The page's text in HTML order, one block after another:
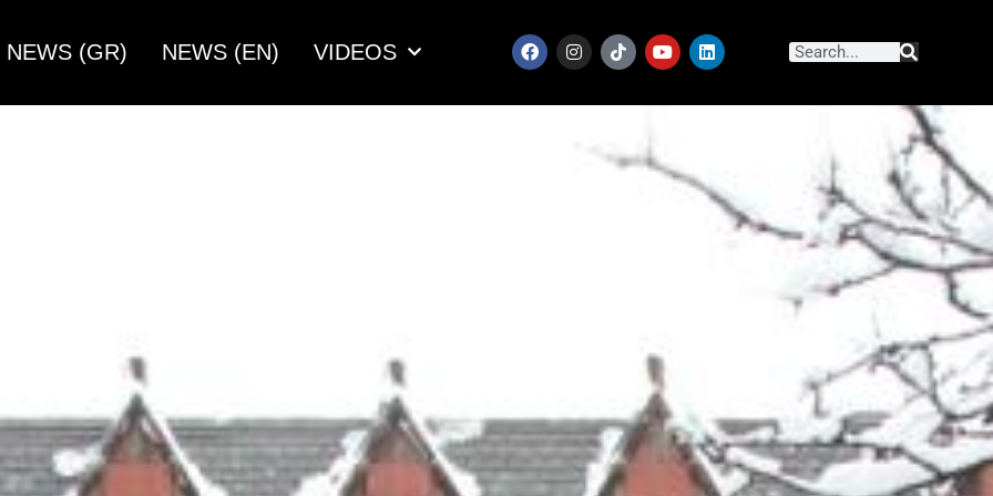
NEWS (GR) NEWS (EN) VIDEOS Sign Up for our Newsletter